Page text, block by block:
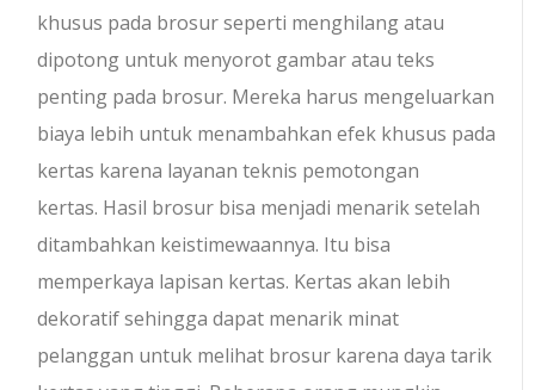
khusus pada brosur seperti menghilang atau
dipotong untuk menyorot gambar atau teks
penting pada brosur. Mereka harus mengeluarkan
biaya lebih untuk menambahkan efek khusus pada
kertas karena layanan teknis pemotongan
kertas. Hasil brosur bisa menjadi menarik setelah
ditambahkan keistimewaannya. Itu bisa
memperkaya lapisan kertas. Kertas akan lebih
dekoratif sehingga dapat menarik minat
pelanggan untuk melihat brosur karena daya tarik